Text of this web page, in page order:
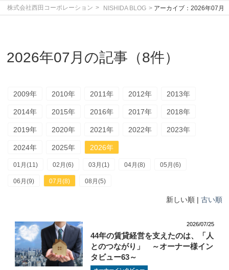
株式会社西田コーポレーション NISHIDA BLOG アーカイブ：2026年07月
2026年07月の記事（8件）
2009年 2010年 2011年 2012年 2013年
2014年 2015年 2016年 2017年 2018年
2019年 2020年 2021年 2022年 2023年
2024年 2025年 2026年
01月(11) 02月(6) 03月(1) 04月(8) 05月(6)
06月(9) 07月(8) 08月(5)
新しい順 | 古い順
2026/07/25
44年の賃貸経営を支えたのは、「人
とのつながり」 ～オーナー様イン
タビュー63～